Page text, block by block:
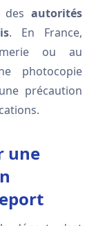
autorités
. En France,
ou au
photocopie
précaution
une